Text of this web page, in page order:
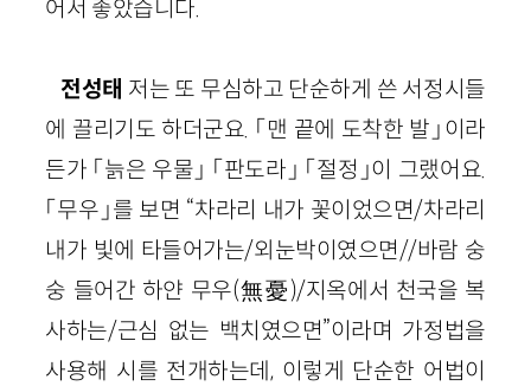
어서 좋았습니다.
전성태 저는 또 무심하고 단순하게 쓴 서정시들
에 끌리기도 하더군요. 「맨 끝에 도착한 발」이라
든가 「늙은 우물」 「판도라」 「절정」이 그랬어요.
「무우」를 보면 “차라리 내가 꽃이었으면/차라리
내가 빛에 타들어가는/외눈박이였으면//바람 숭
숭 들어간 하얀 무우(無憂)/지옥에서 천국을 복
사하는/근심 없는 백치였으면”이라며 가정법을
사용해 시를 전개하는데, 이렇게 단순한 어법이